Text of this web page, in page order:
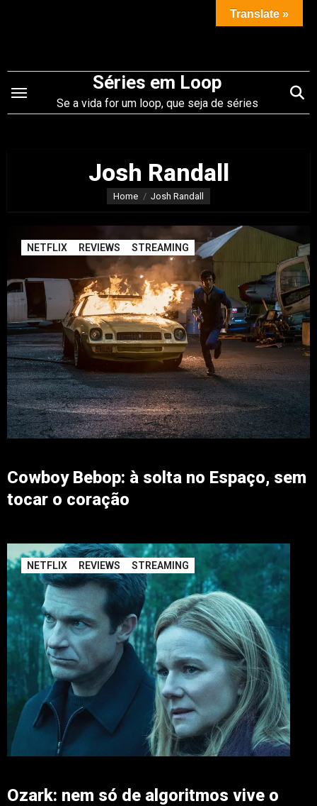
conteúdo
Séries em Loop
Se a vida for um loop, que seja de séries
Josh Randall
Home Josh Randall
NETFLIX REVIEWS STREAMING
Cowboy Bebop: à solta no Espaço, sem
tocar o coração
NETFLIX REVIEWS STREAMING
Ozark: nem só de algoritmos vive o
Translate »